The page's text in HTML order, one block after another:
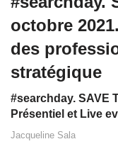
octobre
des
stratégique
#searchday. SAVE
Présentiel et Live
Jacqueline Sala